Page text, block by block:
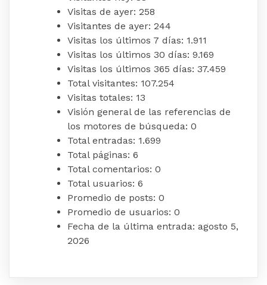
Visitas de ayer: 258
Visitantes de ayer: 244
Visitas los últimos 7 días: 1.911
Visitas los últimos 30 días: 9.169
Visitas los últimos 365 días: 37.459
Total visitantes: 107.254
Visitas totales: 13
Visión general de las referencias de
los motores de búsqueda: 0
Total entradas: 1.699
Total páginas: 6
Total comentarios: 0
Total usuarios: 6
Promedio de posts: 0
Promedio de usuarios: 0
Fecha de la última entrada: agosto 5,
2026